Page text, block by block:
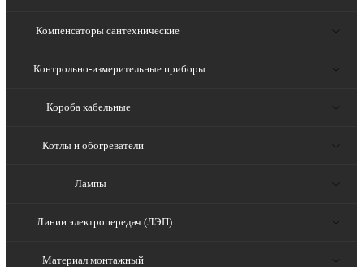
Компенсаторы сантехнические
Контрольно-измерительные приборы
Короба кабельные
Котлы и обогреватели
Лампы
Линии электропередач (ЛЭП)
Материал монтажный